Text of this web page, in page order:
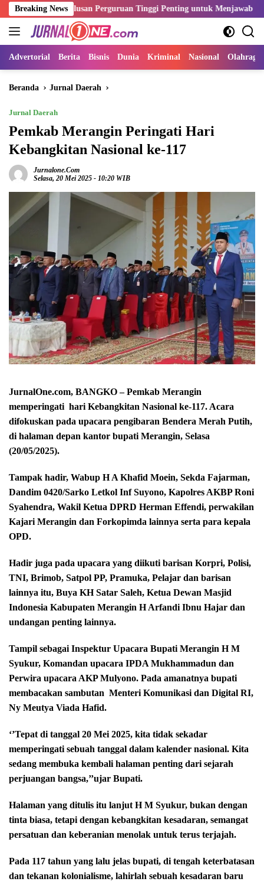
Langsung
ke
konten
Breaking News
Lulusan Perguruan Tinggi Penting untuk Menjawab Kebutuhan
Advertorial Berita Bisnis Dunia Kriminal Nasional Olahraga
Beranda Jurnal Daerah
Jurnal Daerah
Pemkab Merangin Peringati Hari
Kebangkitan Nasional ke-117
Jurnalone.com
Selasa, 20 Mei 2025 - 10:20 WIB
JurnalOne.com, BANGKO – Pemkab Merangin
memperingati hari Kebangkitan Nasional ke-117. Acara
difokuskan pada upacara pengibaran Bendera Merah Putih,
di halaman depan kantor bupati Merangin, Selasa
(20/05/2025).
Tampak hadir, Wabup H A Khafid Moein, Sekda Fajarman,
Dandim 0420/Sarko Letkol Inf Suyono, Kapolres AKBP Roni
Syahendra, Wakil Ketua DPRD Herman Effendi, perwakilan
Kajari Merangin dan Forkopimda lainnya serta para kepala
OPD.
Hadir juga pada upacara yang diikuti barisan Korpri, Polisi,
TNI, Brimob, Satpol PP, Pramuka, Pelajar dan barisan
lainnya itu, Buya KH Satar Saleh, Ketua Dewan Masjid
Indonesia Kabupaten Merangin H Arfandi Ibnu Hajar dan
undangan penting lainnya.
Tampil sebagai Inspektur Upacara Bupati Merangin H M
Syukur, Komandan upacara IPDA Mukhammadun dan
Perwira upacara AKP Mulyono. Pada amanatnya bupati
membacakan sambutan Menteri Komunikasi dan Digital RI,
Ny Meutya Viada Hafid.
‘’Tepat di tanggal 20 Mei 2025, kita tidak sekadar
memperingati sebuah tanggal dalam kalender nasional. Kita
sedang membuka kembali halaman penting dari sejarah
perjuangan bangsa,’’ujar Bupati.
Halaman yang ditulis itu lanjut H M Syukur, bukan dengan
tinta biasa, tetapi dengan kebangkitan kesadaran, semangat
persatuan dan keberanian menolak untuk terus terjajah.
Pada 117 tahun yang lalu jelas bupati, di tengah keterbatasan
dan tekanan kolonialisme, lahirlah sebuah kesadaran baru